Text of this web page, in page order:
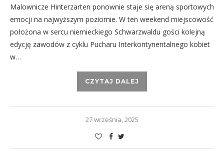
Malownicze Hinterzarten ponownie staje się areną sportowych
emocji na najwyższym poziomie. W ten weekend miejscowość
położona w sercu niemieckiego Schwarzwaldu gości kolejną
edycję zawodów z cyklu Pucharu Interkontynentalnego kobiet
w…
CZYTAJ DALEJ
27 września, 2025